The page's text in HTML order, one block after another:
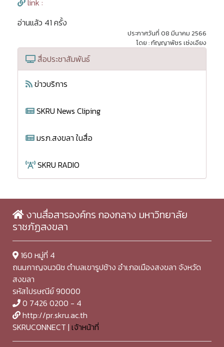
link :
อ่านแล้ว 41 ครั้ง
ประกาศวันที่ 08 มีนาคม 2566
โดย : กัญญาพัชร เซ่งเอียง
สื่อประชาสัมพันธ์
ข่าวบริการ
SKRU News Cliping
มรภ.สงขลา ในสื่อ
SKRU RADIO
งานสื่อสารองค์กร กองกลาง มหาวิทยาลัย
ราชภัฏสงขลา
160 หมู่ที่ 4
ถนนกาญจนวนิช ตำบลเขารูปช้าง อำเภอเมืองสงขลา จังหวัด
สงขลา
รหัสไปรษณีย์ 90000
0 7426 0200 - 4
http://pr.skru.ac.th
SKRUCONNECT | เจ้าหน้าที่